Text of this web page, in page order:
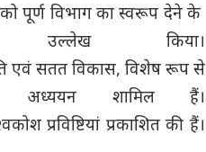
को पूर्ण विभाग का स्वरूप देने के
किया।
एवं सतत विकास, विशेष रूप से
अध्ययन शामिल हैं।
प्रविष्टियां प्रकाशित की हैं।